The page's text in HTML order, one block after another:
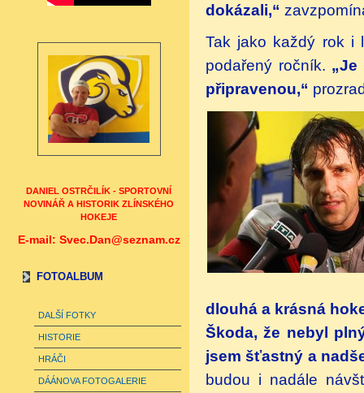
DANIEL OSTRČILÍK - SPORTOVNÍ
NOVINÁŘ A HISTORIK ZLÍNSKÉHO
HOKEJE
E-mail: Svec.Dan@seznam.cz
FOTOALBUM
DALŠÍ FOTKY
HISTORIE
HRÁČI
DÁÁNOVA FOTOGALERIE
dokázali,“
Tak jako každý rok i
podařený ročník.
připravenou,“
dlouhá a krásná
Škoda, že nebyl
jsem šťastný a
budou i nadále